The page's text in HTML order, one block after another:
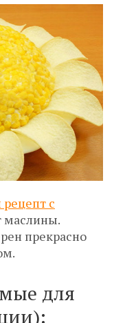
с
маслины.
прекрасно
для